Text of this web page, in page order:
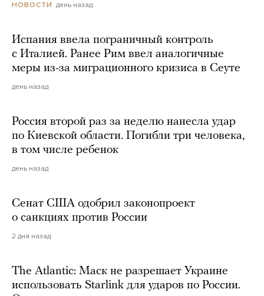
НОВОСТИ день назад
Испания ввела пограничный контроль
с Италией. Ранее Рим ввел аналогичные
меры из-за миграционного кризиса в Сеуте
день назад
Россия второй раз за неделю нанесла удар
по Киевской области. Погибли три человека,
в том числе ребенок
день назад
Сенат США одобрил законопроект
о санкциях против России
2 дня назад
The Atlantic: Маск не разрешает Украине
использовать Starlink для ударов по России.